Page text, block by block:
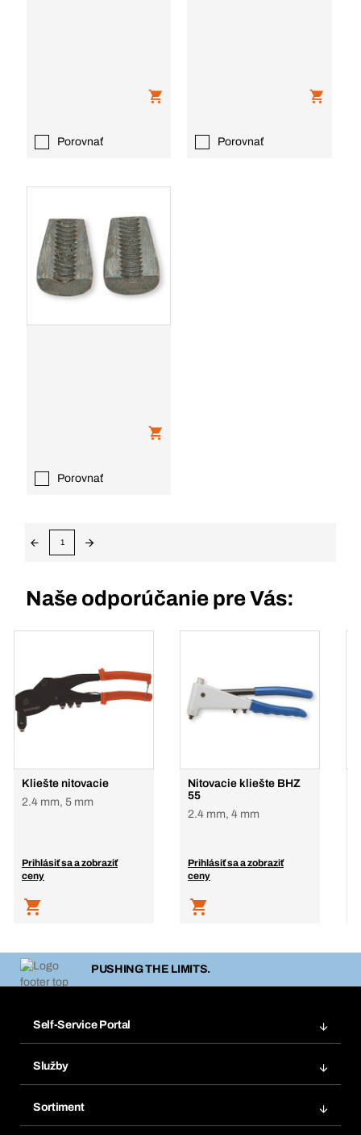
Porovnať Porovnať
Porovnať
1
Naše odporúčanie pre Vás:
Kliešte nitovacie
2.4 mm, 5 mm
Prihlásiť sa a zobraziť
ceny
Nitovacie kliešte BHZ
55
2.4 mm, 4 mm
Prihlásiť sa a zobraziť
ceny
PUSHING THE LIMITS.
Self-Service Portal
Obľúbené
Opakované objednávky
Služby
Sortiment